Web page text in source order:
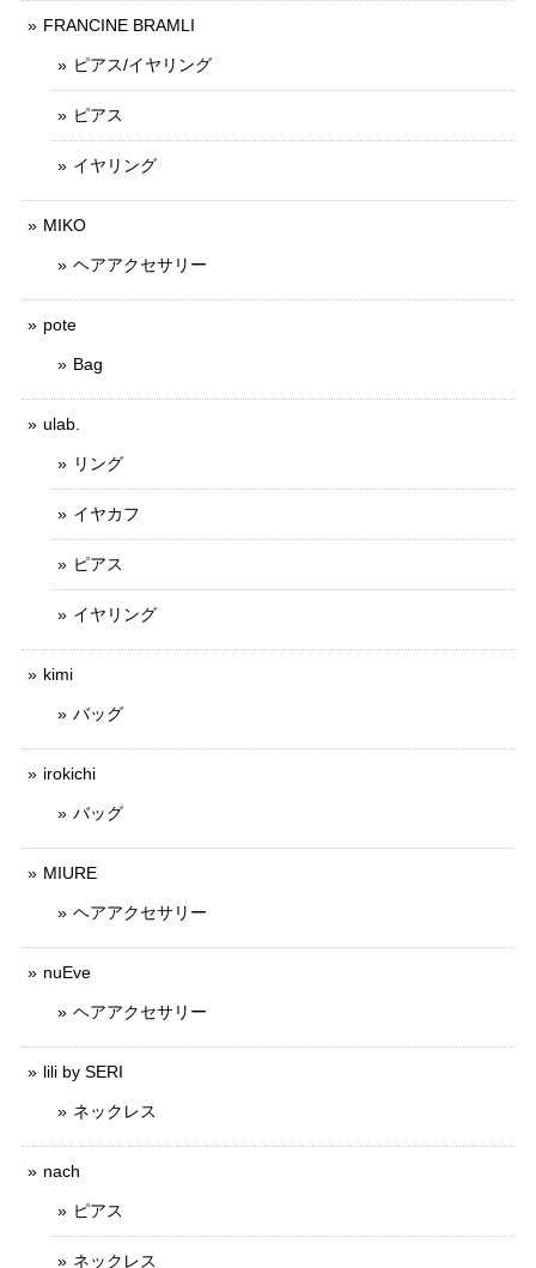
FRANCINE BRAMLI
ピアス/イヤリング
ピアス
イヤリング
MIKO
ヘアアクセサリー
pote
Bag
ulab.
リング
イヤカフ
ピアス
イヤリング
kimi
バッグ
irokichi
バッグ
MIURE
ヘアアクセサリー
nuEve
ヘアアクセサリー
lili by SERI
ネックレス
nach
ピアス
ネックレス